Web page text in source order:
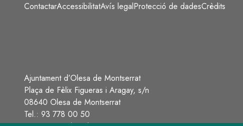
Peu
ContactarAccessibilitatAvís legalProtecció de dadesCrèdits
Ajuntament d’Olesa de Montserrat
Plaça de Fèlix Figueras i Aragay, s/n
08640 Olesa de Montserrat
Tel.: 93 778 00 50